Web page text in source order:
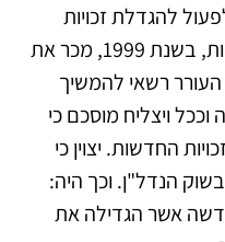
להגדלת זכויות
הבניה בבניין. טרם הגדלת הזכויות, בשנת 1999, מכר את
העורר רשאי להמשיך
וככל ויצליח מוסכם כי
החדשות. יצוין כי
הנדל"ן. וכך היה:
תב"ע חדשה אשר הגדילה את